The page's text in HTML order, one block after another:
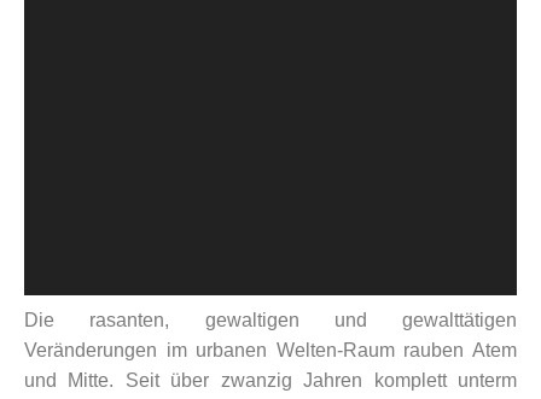
Die rasanten, gewaltigen und gewalttätigen
Veränderungen im urbanen Welten-Raum rauben Atem
und Mitte. Seit über zwanzig Jahren komplett unterm